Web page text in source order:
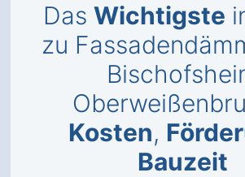
Das Wichtigste
zu
Kosten,
Bauzeit